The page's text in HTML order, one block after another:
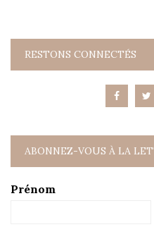
RESTONS CONNECTÉS
ABONNEZ-VOUS À LA
Prénom